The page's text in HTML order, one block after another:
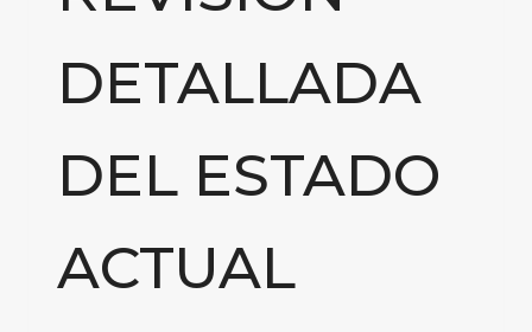
DETALLADA
DEL ESTADO
ACTUAL